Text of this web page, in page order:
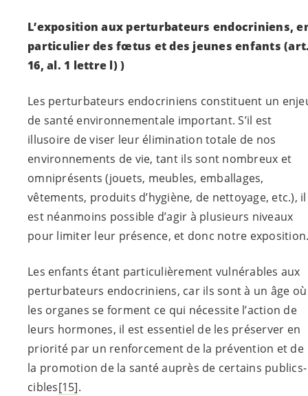
L’exposition aux perturbateurs endocriniens,
particulier des fœtus et des jeunes enfants
16, al. 1 lettre l) )
Les perturbateurs endocriniens constituent un
de santé environnementale important. S’il est
illusoire de viser leur élimination totale de nos
environnements de vie, tant ils sont nombreux et
omniprésents (jouets, meubles, emballages,
vêtements, produits d’hygiène, de nettoyage, etc.), il
est néanmoins possible d’agir à plusieurs niveaux
pour limiter leur présence, et donc notre
Les enfants étant particulièrement vulnérables aux
perturbateurs endocriniens, car ils sont à un âge où
les organes se forment ce qui nécessite l’action de
leurs hormones, il est essentiel de les préserver en
priorité par un renforcement de la prévention et de
la promotion de la santé auprès de certains publics-
cibles[15].